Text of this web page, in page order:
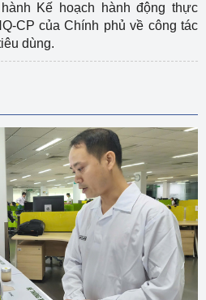
Kế hoạch hành động thực
CP của Chính phủ về công tác
dùng.